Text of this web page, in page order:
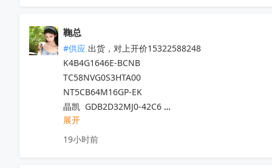
LM5163DDAR
UCC23513DWYR
UCC28881DR
LIS2MDLTR
STM8L052R8T6
收起
EP4CE10F17C8N
CRM632-162-521-9502A1
V1.0
SM14CA8-NF45
SPC5200CBV400B/M62C
SM485
SCN2T512G08EAJ3
XC2S200-5PQG208I
晶存LPDDR5  4G RS1G32LO5D2FDB-31BT1
时创意 E64GCH9T1ABE00
江波龙  FEMDNN016G-58A43
长鑫  CXDB5CCBM-MA-A
科摩思LPDDR4/4GB/4266  KL4X321CQ-C7A
晶存  EMCPRS75108M4H03S03F
晶存LPDDR5 8G;RS2G32LO5D4FDB-31BT
晶存  RS512M32LO4D1BDS-53BT
K4B4G1646E-BCNB
IPC50N04S5-5R8
GD32F330R8T6
TB62771FTG(O,8,EL)
1744428-6
BD9G101G-TR
SH367215C/008CY-AAB00
M20036R-1*4-W-SP
鞠总
#供应 出货，对上开价15322588248
K4B4G1646E-BCNB
TC58NVG0S3HTA00
NT5CB64M16GP-EK
晶凯  GDB2D32MJ0-42C6
力积 A8XAGH50ABA-PMI
ESMT晶豪  FC51E08SQP1A-2,5BWGE2A
展开
19小时前